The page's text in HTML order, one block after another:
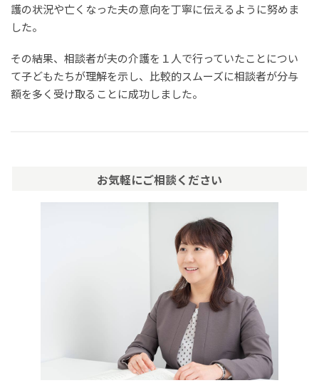
護の状況や亡くなった夫の意向を丁寧に伝えるように努めま
した。
その結果、相談者が夫の介護を１人で行っていたことについ
て子どもたちが理解を示し、比較的スムーズに相談者が分与
額を多く受け取ることに成功しました。
お気軽にご相談ください